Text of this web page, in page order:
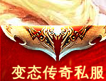
变态传奇私服